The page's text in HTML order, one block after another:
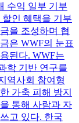
수익 일부 기부
인 혜택을 기부
을 조성하며 협
은 WWF의 눈표
된다. WWF는
학 기반 연구를
역사회 참여형
가축 피해 방지
통해 사람과 자
고 있다. 한국